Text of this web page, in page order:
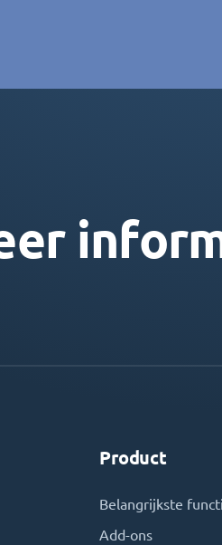
Product
Belangrijkste
Add-ons